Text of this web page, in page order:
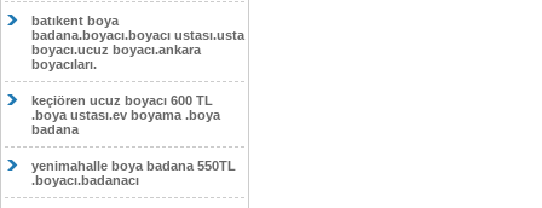
batıkent boya
badana.boyacı.boyacı ustası.usta
boyacı.ucuz boyacı.ankara
boyacıları.
keçiören ucuz boyacı 600 TL
.boya ustası.ev boyama .boya
badana
yenimahalle boya badana 550TL
.boyacı.badanacı